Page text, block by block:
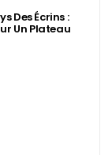
Des Écrins :
Un Plateau